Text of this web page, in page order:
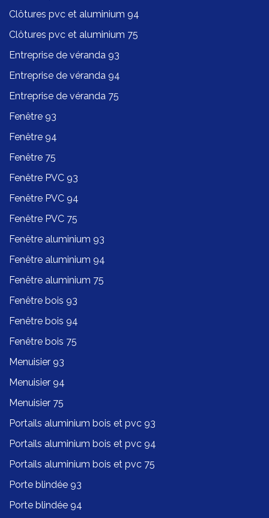
Clôtures pvc et aluminium 94
Clôtures pvc et aluminium 75
Entreprise de véranda 93
Entreprise de véranda 94
Entreprise de véranda 75
Fenêtre 93
Fenêtre 94
Fenêtre 75
Fenêtre PVC 93
Fenêtre PVC 94
Fenêtre PVC 75
Fenêtre aluminium 93
Fenêtre aluminium 94
Fenêtre aluminium 75
Fenêtre bois 93
Fenêtre bois 94
Fenêtre bois 75
Menuisier 93
Menuisier 94
Menuisier 75
Portails aluminium bois et pvc 93
Portails aluminium bois et pvc 94
Portails aluminium bois et pvc 75
Porte blindée 93
Porte blindée 94